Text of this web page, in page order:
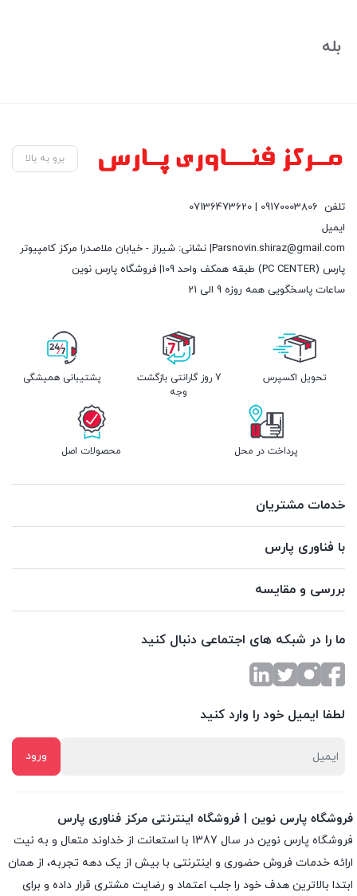
بله
برو به بالا
تلفن 09170003806 | 07136473620
ایمیل
Parsnovin.shiraz@gmail.com| نشانی: شیراز - خیابان ملاصدرا مرکز کامپیوتر
پارس (PC CENTER) طبقه همکف واحد 109| فروشگاه پارس نوین
ساعات پاسخگویی همه روزه 9 الی 21
تحویل اکسپرس
7 روز گارانتی بازگشت
وجه
پشتیبانی همیشگی
پرداخت در محل محصولات اصل
خدمات مشتریان
با فناوری پارس
بررسی و مقایسه
ما را در شبکه های اجتماعی دنبال کنید
لطفا ایمیل خود را وارد کنید
فروشگاه پارس نوین | فروشگاه اینترنتی مرکز فناوری پارس
فروشگاه پارس نوین در سال 1387 با استعانت از خداوند متعال و به نیت
ارائه خدمات فروش حضوری و اینترنتی با بیش از یک دهه تجربه، از همان
ابتدا بالاترین هدف خود را جلب اعتماد و رضایت مشتری قرار داده و براى